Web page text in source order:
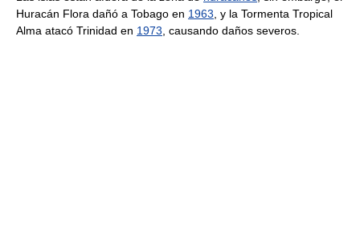
Huracán Flora dañó a Tobago en 1963 , y la Tormenta Tropical
Alma atacó Trinidad en 1973 , causando daños severos.